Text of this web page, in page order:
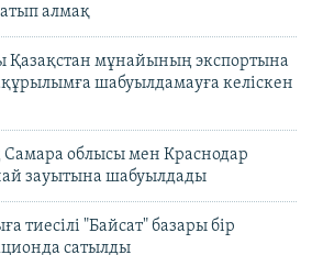
алмақ
Қазақстан мұнайының экспортына
шабуылдамауға келіскен
Самара облысы мен Краснодар
зауытына шабуылдады
тиесілі "Байсат" базары бір
сатылды